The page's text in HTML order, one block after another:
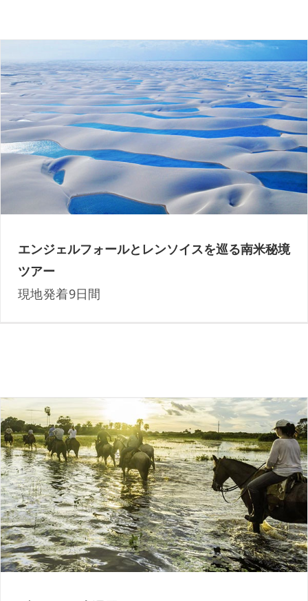
ギアナ高地 エンジェルフォール とブラジル
の秘境レンソイスを巡る旅 現地発着9日間
エンジェルフォールとレンソイスを巡る南米秘境
ツアー
現地発着9日間
世界最大の湿地パンタナールの大自然を楽しむ
4日間